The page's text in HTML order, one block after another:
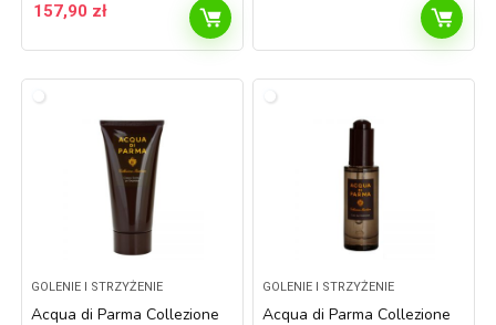
157,90 zł
GOLENIE I STRZYŻENIE
Acqua di Parma Collezione
GOLENIE I STRZYŻENIE
Acqua di Parma Collezione